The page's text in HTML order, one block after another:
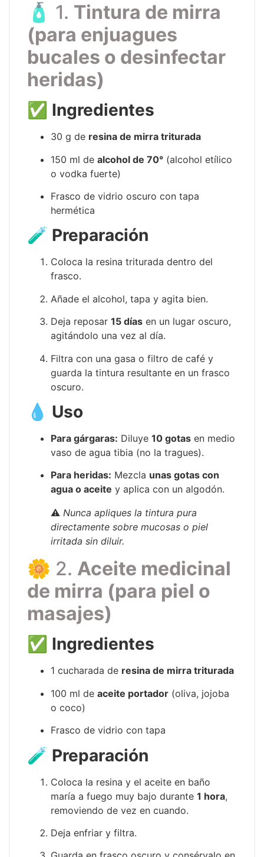
🧴 1. Tintura de mirra
(para enjuagues
bucales o desinfectar
heridas)
✅ Ingredientes
30 g de resina de mirra triturada
150 ml de alcohol de 70° (alcohol etílico
o vodka fuerte)
Frasco de vidrio oscuro con tapa
hermética
🧪 Preparación
Coloca la resina triturada dentro del
frasco.
Añade el alcohol, tapa y agita bien.
Deja reposar 15 días en un lugar oscuro,
agitándolo una vez al día.
Filtra con una gasa o filtro de café y
guarda la tintura resultante en un frasco
oscuro.
💧 Uso
Para gárgaras: Diluye 10 gotas en medio
vaso de agua tibia (no la tragues).
Para heridas: Mezcla unas gotas con
agua o aceite y aplica con un algodón.
⚠️ Nunca apliques la tintura pura
directamente sobre mucosas o piel
irritada sin diluir.
🌼 2. Aceite medicinal
de mirra (para piel o
masajes)
✅ Ingredientes
1 cucharada de resina de mirra triturada
100 ml de aceite portador (oliva, jojoba
o coco)
Frasco de vidrio con tapa
🧪 Preparación
Coloca la resina y el aceite en baño
maría a fuego muy bajo durante 1 hora,
removiendo de vez en cuando.
Deja enfriar y filtra.